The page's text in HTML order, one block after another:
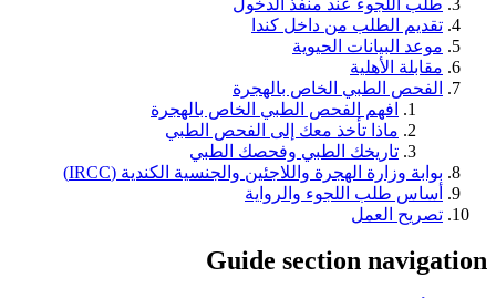
تقديم الطلب من داخل كندا
موعد البيانات الحيوية
مقابلة الأهلية
الفحص الطبي الخاص بالهجرة
افهم الفحص الطبي الخاص بالهجرة
ماذا تأخذ معك إلى الفحص الطبي
تاريخك الطبي وفحصك الطبي
بوابة وزارة الهجرة واللاجئين والجنسية الكندية (IRCC)
أساس طلب اللجوء والرواية
تصريح العمل
Guide section navigation